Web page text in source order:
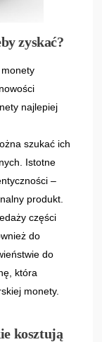
zyskać?
najlepiej
szukać ich
Istotne
–
produkt.
części
do
do
która
monety.
kosztują